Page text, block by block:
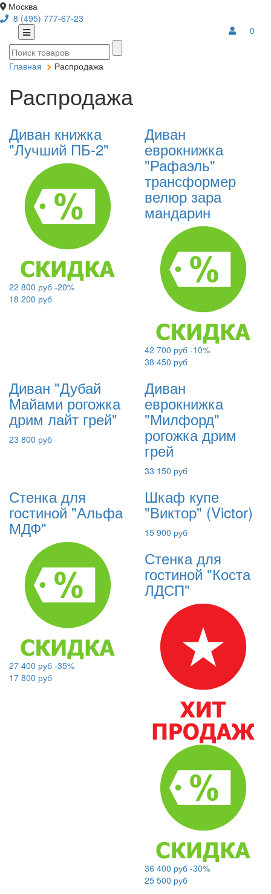
Москва
8 (495) 777-67-23
0
Главная Распродажа
Распродажа
Диван книжка
"Лучший ПБ-2"
22 800 руб -20%
18 200 руб
Диван
еврокнижка
"Рафаэль"
трансформер
велюр зара
мандарин
42 700 руб -10%
38 450 руб
Диван "Дубай
Майами рогожка
дрим лайт грей"
23 800 руб
Диван
еврокнижка
"Милфорд"
рогожка дрим
грей
33 150 руб
Стенка для
гостиной "Альфа
МДФ"
27 400 руб -35%
17 800 руб
Шкаф купе
"Виктор" (Victor)
15 900 руб
Стенка для
гостиной "Коста
ЛДСП"
36 400 руб -30%
25 500 руб